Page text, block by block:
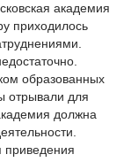
академия
приходилось
образованных
отрывали для
должна
приведения